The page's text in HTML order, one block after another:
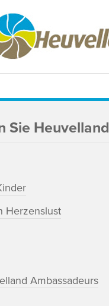
Sie Heuvelland
Herzenslust
Ambassadeurs